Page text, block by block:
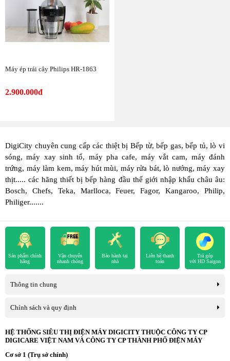
Máy ép trái cây Philips HR-1863
2.900.000đ
DigiCity chuyên cung cấp các thiệt bị Bếp từ, bếp gas, bếp tủ, lò vi
sóng, máy xay sinh tố, máy pha cafe, máy vắt cam, máy đánh
trứng, máy làm kem, máy hút mùi, máy rửa bát, lò nướng, máy xay
thịt..... các hãng thiết bị bếp hàng đầu thế giới nhập khẩu châu âu:
Bosch, Chefs, Teka, Marlloca, Feuer, Fagor, Kangaroo, Philip,
Philiger.......
Sản phẩm chính
hãng
Vận chuyển
nhanh chóng
Bảo hành tại
nhà
Liên hệ thanh
toán
Trả góp
với HD Saigon
Thông tin chung
Chính sách và quy định
HỆ THỐNG SIÊU THỊ ĐIỆN MÁY DIGICITY THUỘC CÔNG TY CP
DIGICARE VIỆT NAM VÀ CÔNG TY CP THÀNH PHỐ ĐIỆN MÁY
Cơ sở 1 (Trụ sở chính)